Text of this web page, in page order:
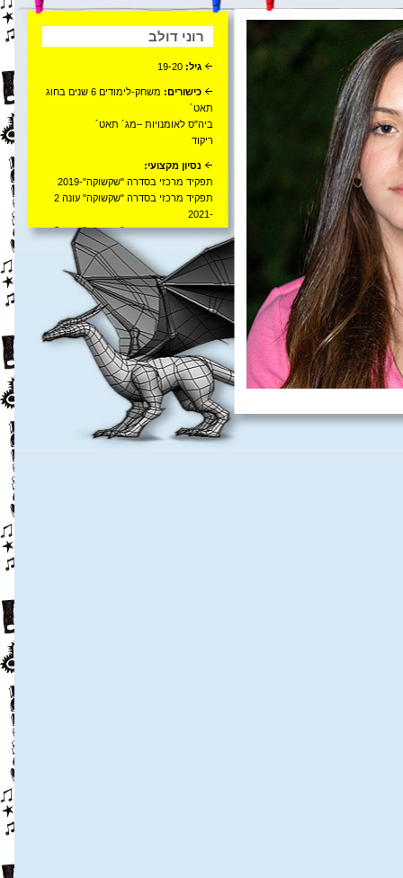
רוני דולב
גיל: 19-20
כישורים:
משחק-לימודים 6 שנים בחוג
תאט´
ביה"ס לאומנויות –מג´ תאט´
ריקוד
נסיון מקצועי:
תפקיד מרכזי בסדרה "שקשוקה"-2019
תפקיד מרכזי בסדרה "שקשוקה" עונה 2
-2021
תפקיד מרכזי בסדרה "שקשוקה" עונה 3
-
2022
פרסומת ל"רמי לוי" -תפקיד מרכזי-2022